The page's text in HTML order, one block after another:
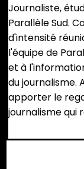
Journaliste,
Parallèle Sud.
d'intensité
l'équipe de
et à
du journalisme.
apporter le
journalisme qui